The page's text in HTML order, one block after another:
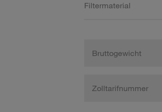
Filtermaterial
Bruttogewicht
Zolltarifnummer